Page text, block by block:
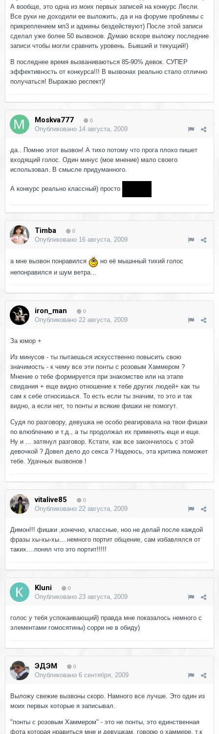
А вообще, это одна из моих первых записей на конкурс Лесли.
Все руки не доходили ее выложить, да и на форуме проблемы с
прикреплением мп3 и админы бездействуют) После этой записи
сделал уже более 50 вызвонов. Думаю вскоре выложу последние
записи чтобы могли сравнить уровень. Бывший и текущий!)
В последнее время вызваниваються 85-90% девок. СУПЕР
эффективность от конкурса!!! В вызвонах реально стало отлично
получаться! Выражаю респект)!
Moskva777 0
Опубликовано 14 августа, 2009
да.. Помню этот вызвон! А тихо потому что прога плохо пишет
входящий голос. Один минус (мое мнение) мало своего
использовал. В смысле придуманного.
А конкурс реально классный) просто
Timba 0
Опубликовано 16 августа, 2009
а мне вызвон понравился
но её мышнный тихий голос
непонравился и шум ветра...
iron_man 0
Опубликовано 22 августа, 2009
За юмор +
Из минусов - ты пытаешься искусственно повысить свою
значимость - к чему все эти понты с розовым Хаммером ?
Мнение о тебе формируется при знакомстве или на этапе
свидания + еще видно отношение к тебе других людей+ как ты
сам к себе относишься. То есть если ты значим, то это и так
видно, а если нет, то понты и всякие фишки не помогут.
Судя по разговору, девушка не особо реагировала на твои фишки
по влюблению и т.д., а ты продолжал их применять еще и еще.
Ну и ... затянул разговор. Кстати, как все закончилось с этой
девочкой ? Довел дело до секса ? Надеюсь, эта критика поможет
тебе. Удачных вызвонов !
vitalive85 0
Опубликовано 22 августа, 2009
Димон!!! фишки ,конечно, классные, ноо не делай после каждой
фразы хы-хы-хы....немного портит общение, сам избавлялся от
таких....понял что это портит!!!!!
Kluni 0
Опубликовано 23 августа, 2009
голос у тебя успокаивающий) правда мне показалось немного с
элементами гомосятины) сорри не в обиду)
ЭДЭМ 0
Опубликовано 6 сентября, 2009
Выложу свежие вызвоны скоро. Намного все лучше. Это один из
моих первых которые я записывал.
"понты с розовым Хаммером" - это не понты, это единственная
фота которая нравиться мне и девушкам, говорю о хаммере. т.к